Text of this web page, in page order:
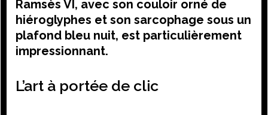
Ramsès VI, avec son couloir orné de
hiéroglyphes et son sarcophage sous un
plafond bleu nuit, est particulièrement
impressionnant.
L’art à portée de clic